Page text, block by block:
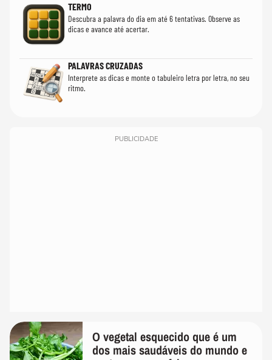
TERMO
Descubra a palavra do dia em até 6 tentativas. Observe as
dicas e avance até acertar.
PALAVRAS CRUZADAS
Interprete as dicas e monte o tabuleiro letra por letra, no seu
ritmo.
PUBLICIDADE
O vegetal esquecido que é um
dos mais saudáveis do mundo e